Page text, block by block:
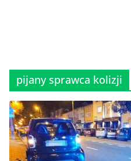
pijany sprawca kolizji